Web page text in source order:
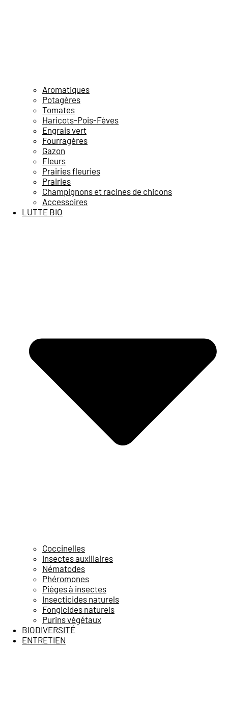
Aromatiques
Potagères
Tomates
Haricots-Pois-Fèves
Engrais vert
Fourragères
Gazon
Fleurs
Prairies fleuries
Prairies
Champignons et racines de chicons
Accessoires
LUTTE BIO
Coccinelles
Insectes auxiliaires
Nématodes
Phéromones
Pièges à insectes
Insecticides naturels
Fongicides naturels
Purins végétaux
BIODIVERSITÉ
ENTRETIEN